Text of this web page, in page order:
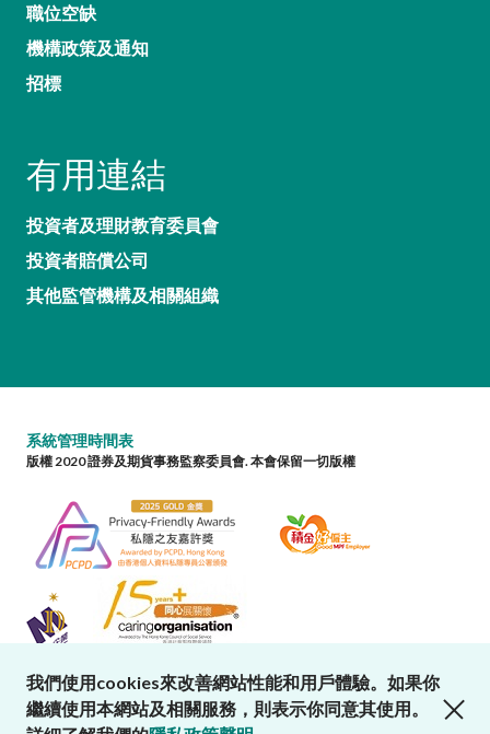
職位空缺
機構政策及通知
招標
有用連結
投資者及理財教育委員會
投資者賠償公司
其他監管機構及相關組織
系統管理時間表
版權 2020 證券及期貨事務監察委員會. 本會保留一切版權
我們使用cookies來改善網站性能和用戶體驗。如果你
繼續使用本網站及相關服務，則表示你同意其使用。
close cookies alert